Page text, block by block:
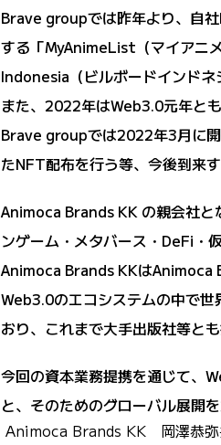
Brave groupでは昨年より、自
する「MyAnimeList（マイアニ
Indonesia（ビルボードインドネ
また、2022年はWeb3.0元年と
Brave groupでは2022年3月に
たNFT配布を行う等、今後到来
Animoca Brands KK の親会社と
ンゲーム・メタバース・DeFi・
Animoca Brands KKはAnimoca
Web3.0のエコシステムの中で
おり、これまで大手出版社等と
今回の資本業務提携を通じて、
と、そのためのグローバル展開
Animoca Brands KK 岡澤恭弥